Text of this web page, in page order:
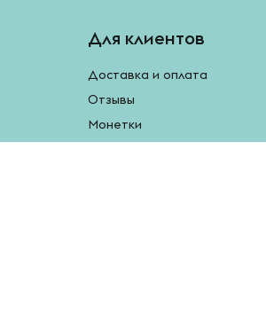
Для клиентов
Доставка и оплата
Отзывы
Монетки